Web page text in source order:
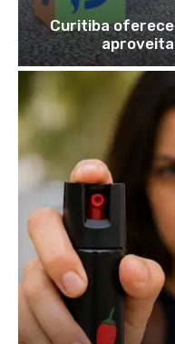
Curitiba